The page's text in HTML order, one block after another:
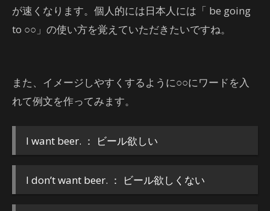
が速くなります。個人的には日本人には「 be going
to ○○」の使い方を覚えていただきたいですね。
また、イメージしやすくするように○○にワードを入
れて例文を作ってみます。
I want beer. ： ビール欲しい
I don’t want beer. ： ビール欲しくない